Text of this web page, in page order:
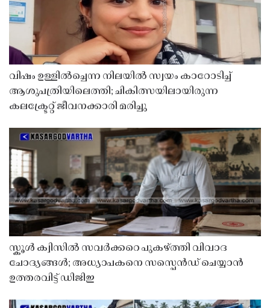
വിഷം ഉള്ളിൽച്ചെന്ന നിലയിൽ സ്വയം കാറോടിച്ച്
ആശുപത്രിയിലെത്തി; ചികിത്സയിലായിരുന്ന
കലക്ട്രേറ്റ് ജീവനക്കാരി മരിച്ചു
സ്കൂൾ ക്വിസിൽ സവർക്കറെ പുകഴ്ത്തി വിവാദ
ചോദ്യങ്ങൾ; അധ്യാപകനെ സസ്പെൻഡ് ചെയ്യാൻ
ഉത്തരവിട്ട് ഡിജിഇ